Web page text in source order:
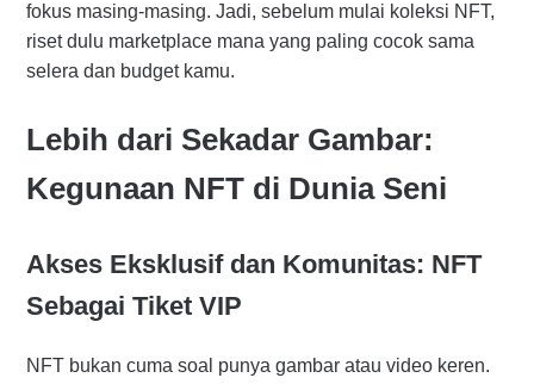
fokus masing-masing. Jadi, sebelum mulai koleksi NFT,
riset dulu marketplace mana yang paling cocok sama
selera dan budget kamu.
Lebih dari Sekadar Gambar:
Kegunaan NFT di Dunia Seni
Akses Eksklusif dan Komunitas: NFT
Sebagai Tiket VIP
NFT bukan cuma soal punya gambar atau video keren.